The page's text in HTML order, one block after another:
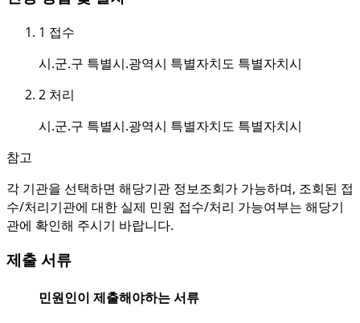
1 접수
시.군.구 특별시.광역시 특별자치도 특별자치시
2 처리
시.군.구 특별시.광역시 특별자치도 특별자치시
참고
각 기관을 선택하면 해당기관 정보조회가 가능하며, 조회된 접
수/처리기관에 대한 실제 민원 접수/처리 가능여부는 해당기
관에 확인해 주시기 바랍니다.
제출 서류
민원인이 제출해야하는 서류